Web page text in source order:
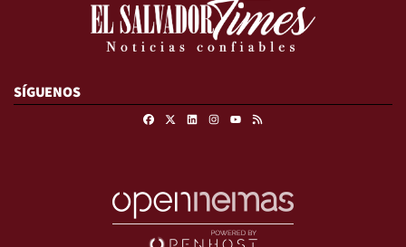
SÍGUENOS
FacebookLinkedinInstagram